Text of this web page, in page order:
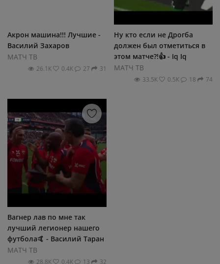
Акрон машина!!! Лучшие -
Василий Захаров
МАТЧ ТВ
26.1К 0.4К 27 31
Ну кто если не Дрогба
должен был отметиться в
этом матче?!👍 - Iq Iq
МАТЧ ТВ
33.5К 0.5К 18 74
Вагнер лав по мне так
лучший легионер нашего
футбола🤙 - Василий Таран
МАТЧ ТВ
28.8К 0.4К 13 32